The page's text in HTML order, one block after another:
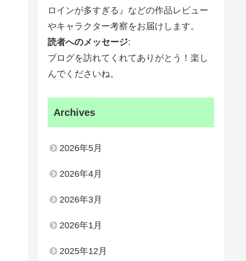
ロインが多すぎる』などの作品レビュー
やキャラクター考察をお届けします。
読者へのメッセージ:
ブログを訪れてくれてありがとう！楽し
んでくださいね。
Archives
2026年5月
2026年4月
2026年3月
2026年1月
2025年12月